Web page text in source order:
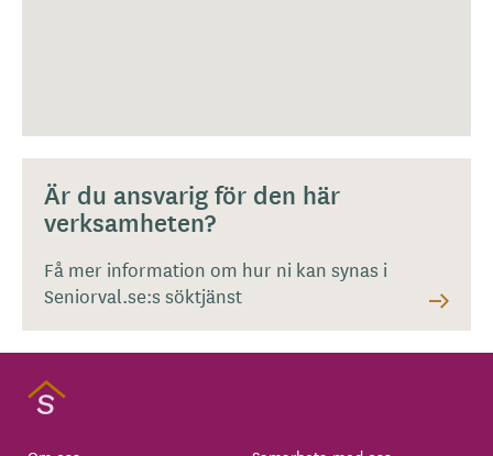
Är du ansvarig för den här
verksamheten?
Få mer information om hur ni kan synas i
Seniorval.se:s söktjänst